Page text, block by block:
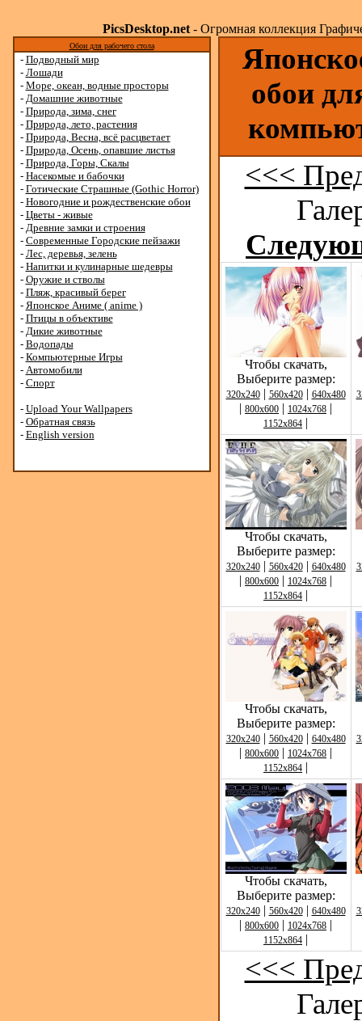
PicsDesktop.net- Огромная коллекция
Обои для рабочего стола
- Подводный мир
- Лошади
- Море, океан, водные просторы
- Домашние животные
- Природа, зима, снег
- Природа, лето, растения
- Природа, Весна, всё расцветает
- Природа, Осень, опавшие листья
- Природа, Горы, Скалы
- Насекомые и бабочки
- Готические Страшные (Gothic Horror)
- Новогодние и рождественские обои
- Цветы - живые
- Древние замки и строения
- Современные Городские пейзажи
- Лес, деревья, зелень
- Напитки и кулинарные шедевры
- Оружие и стволы
- Пляж, красивый берег
- Японское Аниме ( anime )
- Птицы в объективе
- Дикие животные
- Водопады
- Компьютерные Игры
- Автомобили
- Спорт
- Upload Your Wallpapers
- Обратная связь
- English version
обои
<<<
Чтобы скачать,
Выберите размер:
320x240| 560x420| 640x480
| 800x600 | 1024x768 |
1152x864 |
Чтобы скачать,
Выберите размер:
320x240| 560x420| 640x480
| 800x600 | 1024x768 |
1152x864 |
Чтобы скачать,
Выберите размер:
320x240| 560x420| 640x480
| 800x600 | 1024x768 |
1152x864 |
Чтобы скачать,
Выберите размер:
320x240| 560x420| 640x480
| 800x600 | 1024x768 |
1152x864 |
<<<